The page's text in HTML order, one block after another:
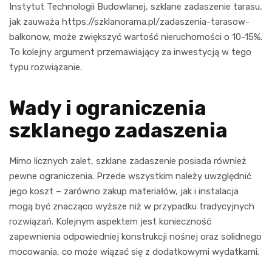
Instytut Technologii Budowlanej, szklane zadaszenie tarasu,
jak zauważa https://szklanorama.pl/zadaszenia-tarasow-
balkonow, może zwiększyć wartość nieruchomości o 10-15%.
To kolejny argument przemawiający za inwestycją w tego
typu rozwiązanie.
Wady i ograniczenia
szklanego zadaszenia
Mimo licznych zalet, szklane zadaszenie posiada również
pewne ograniczenia. Przede wszystkim należy uwzględnić
jego koszt – zarówno zakup materiałów, jak i instalacja
mogą być znacząco wyższe niż w przypadku tradycyjnych
rozwiązań. Kolejnym aspektem jest konieczność
zapewnienia odpowiedniej konstrukcji nośnej oraz solidnego
mocowania, co może wiązać się z dodatkowymi wydatkami.